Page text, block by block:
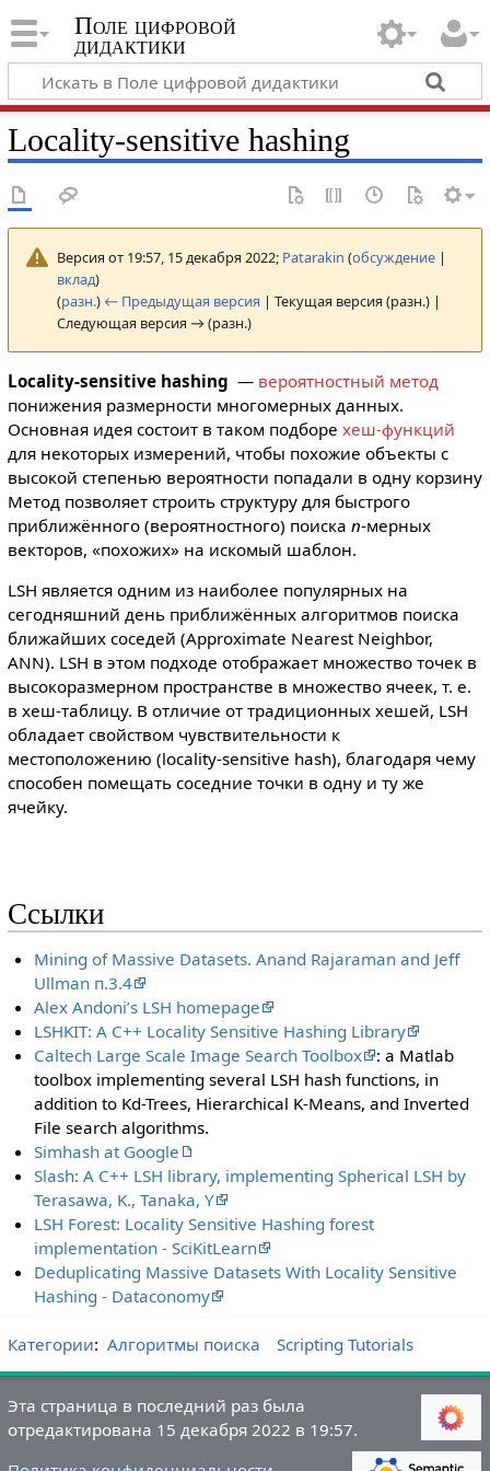
Поле цифровой
дидактики
Locality-sensitive hashing
Версия от 19:57, 15 декабря 2022; Patarakin (обсуждение|
вклад)
(разн.) ← Предыдущая версия | Текущая версия (разн.) |
Следующая версия → (разн.)
Locality-sensitive hashing — вероятностный метод
понижения размерности многомерных данных.
Основная идея состоит в таком подборе хеш-функций
для некоторых измерений, чтобы похожие объекты с
высокой степенью вероятности попадали в одну корзину
Метод позволяет строить структуру для быстрого
приближённого (вероятностного) поиска n-мерных
векторов, «похожих» на искомый шаблон.
LSH является одним из наиболее популярных на
сегодняшний день приближённых алгоритмов поиска
ближайших соседей (Approximate Nearest Neighbor,
ANN). LSH в этом подходе отображает множество точек в
высокоразмерном пространстве в множество ячеек, т. е.
в хеш-таблицу. В отличие от традиционных хешей, LSH
обладает свойством чувствительности к
местоположению (locality-sensitive hash), благодаря чему
способен помещать соседние точки в одну и ту же
ячейку.
Ссылки
Mining of Massive Datasets. Anand Rajaraman and Jeff
Ullman п.3.4
Alex Andoni’s LSH homepage
LSHKIT: A C++ Locality Sensitive Hashing Library
Caltech Large Scale Image Search Toolbox
: a Matlab
toolbox implementing several LSH hash functions, in
addition to Kd-Trees, Hierarchical K-Means, and Inverted
File search algorithms.
Simhash at Google
Slash: A C++ LSH library, implementing Spherical LSH by
Terasawa, K., Tanaka, Y
LSH Forest: Locality Sensitive Hashing forest
implementation - SciKitLearn
Deduplicating Massive Datasets With Locality Sensitive
Hashing - Dataconomy
Категории: Алгоритмы поиска Scripting Tutorials
Эта страница в последний раз была
отредактирована 15 декабря 2022 в 19:57.